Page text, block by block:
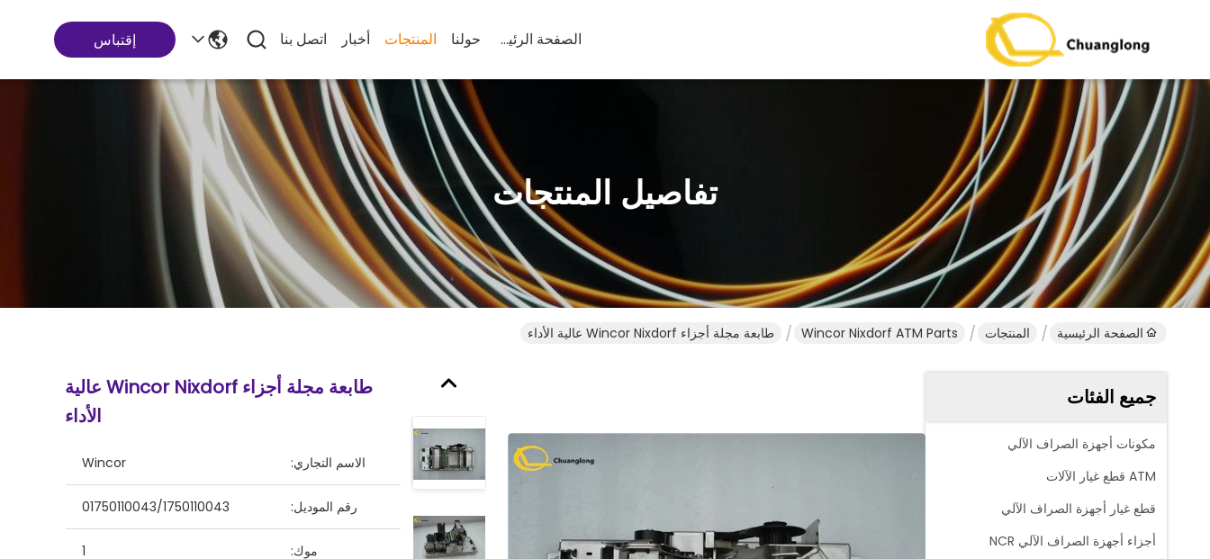
الصفحة الرئيسية حولنا المنتجات أخبار اتصل بنا إقتباس
تفاصيل المنتجات
الصفحة الرئيسية المنتجات Wincor Nixdorf ATM Parts طابعة مجلة أجزاء Wincor Nixdorf عالية الأداء
جميع الفئات
مكونات أجهزة الصراف الآلي
ATM قطع غيار الآلات
قطع غيار أجهزة الصراف الآلي
أجزاء أجهزة الصراف الآلي NCR
طابعة مجلة أجزاء Wincor Nixdorf عالية
الأداء
الاسم التجاري: Wincor
رقم الموديل: 01750110043/1750110043
موك: 1